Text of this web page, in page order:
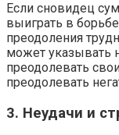
Если сновидец
выиграть в
преодоления
может указывать
преодолевать
преодолевать
3. Неудачи и